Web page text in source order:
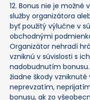
12. Bonus nie je
služby organizátora
byť použitý výlučne v
obchodnými
Organizátor nehradí
vzniknú v súvislosti s
nadobudnutím
žiadne škody
neprevzatím,
bonusu, ak zo